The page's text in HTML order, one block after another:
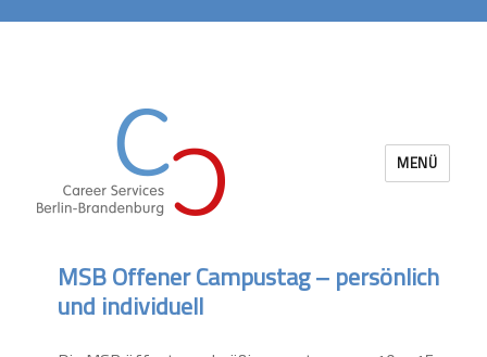
MENÜ
MSB Offener Campustag – persönlich
und individuell